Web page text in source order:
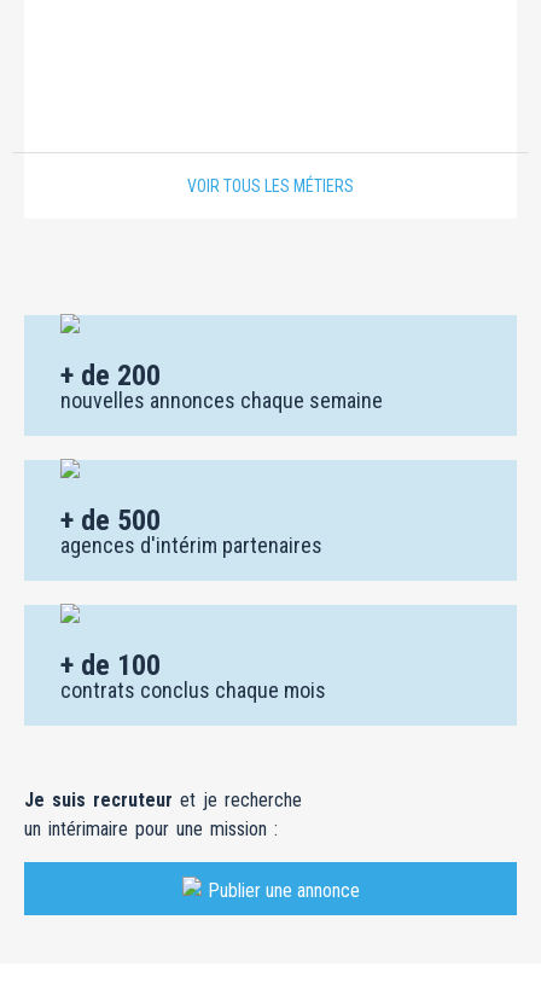
VOIR TOUS LES MÉTIERS
+ de 200
nouvelles annonces chaque semaine
+ de 500
agences d'intérim partenaires
+ de 100
contrats conclus chaque mois
Je suis recruteur et je recherche
un intérimaire pour une mission :
Publier une annonce